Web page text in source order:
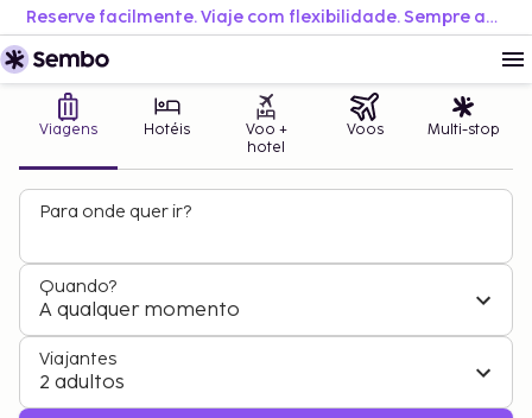
Reserve facilmente. Viaje com flexibilidade. Sempre ao melhor preço.
Viagens Hotéis
Voo +
hotel
Voos Multi-stop
Para onde quer ir?
Quando?
A qualquer momento
Viajantes
2 adultos